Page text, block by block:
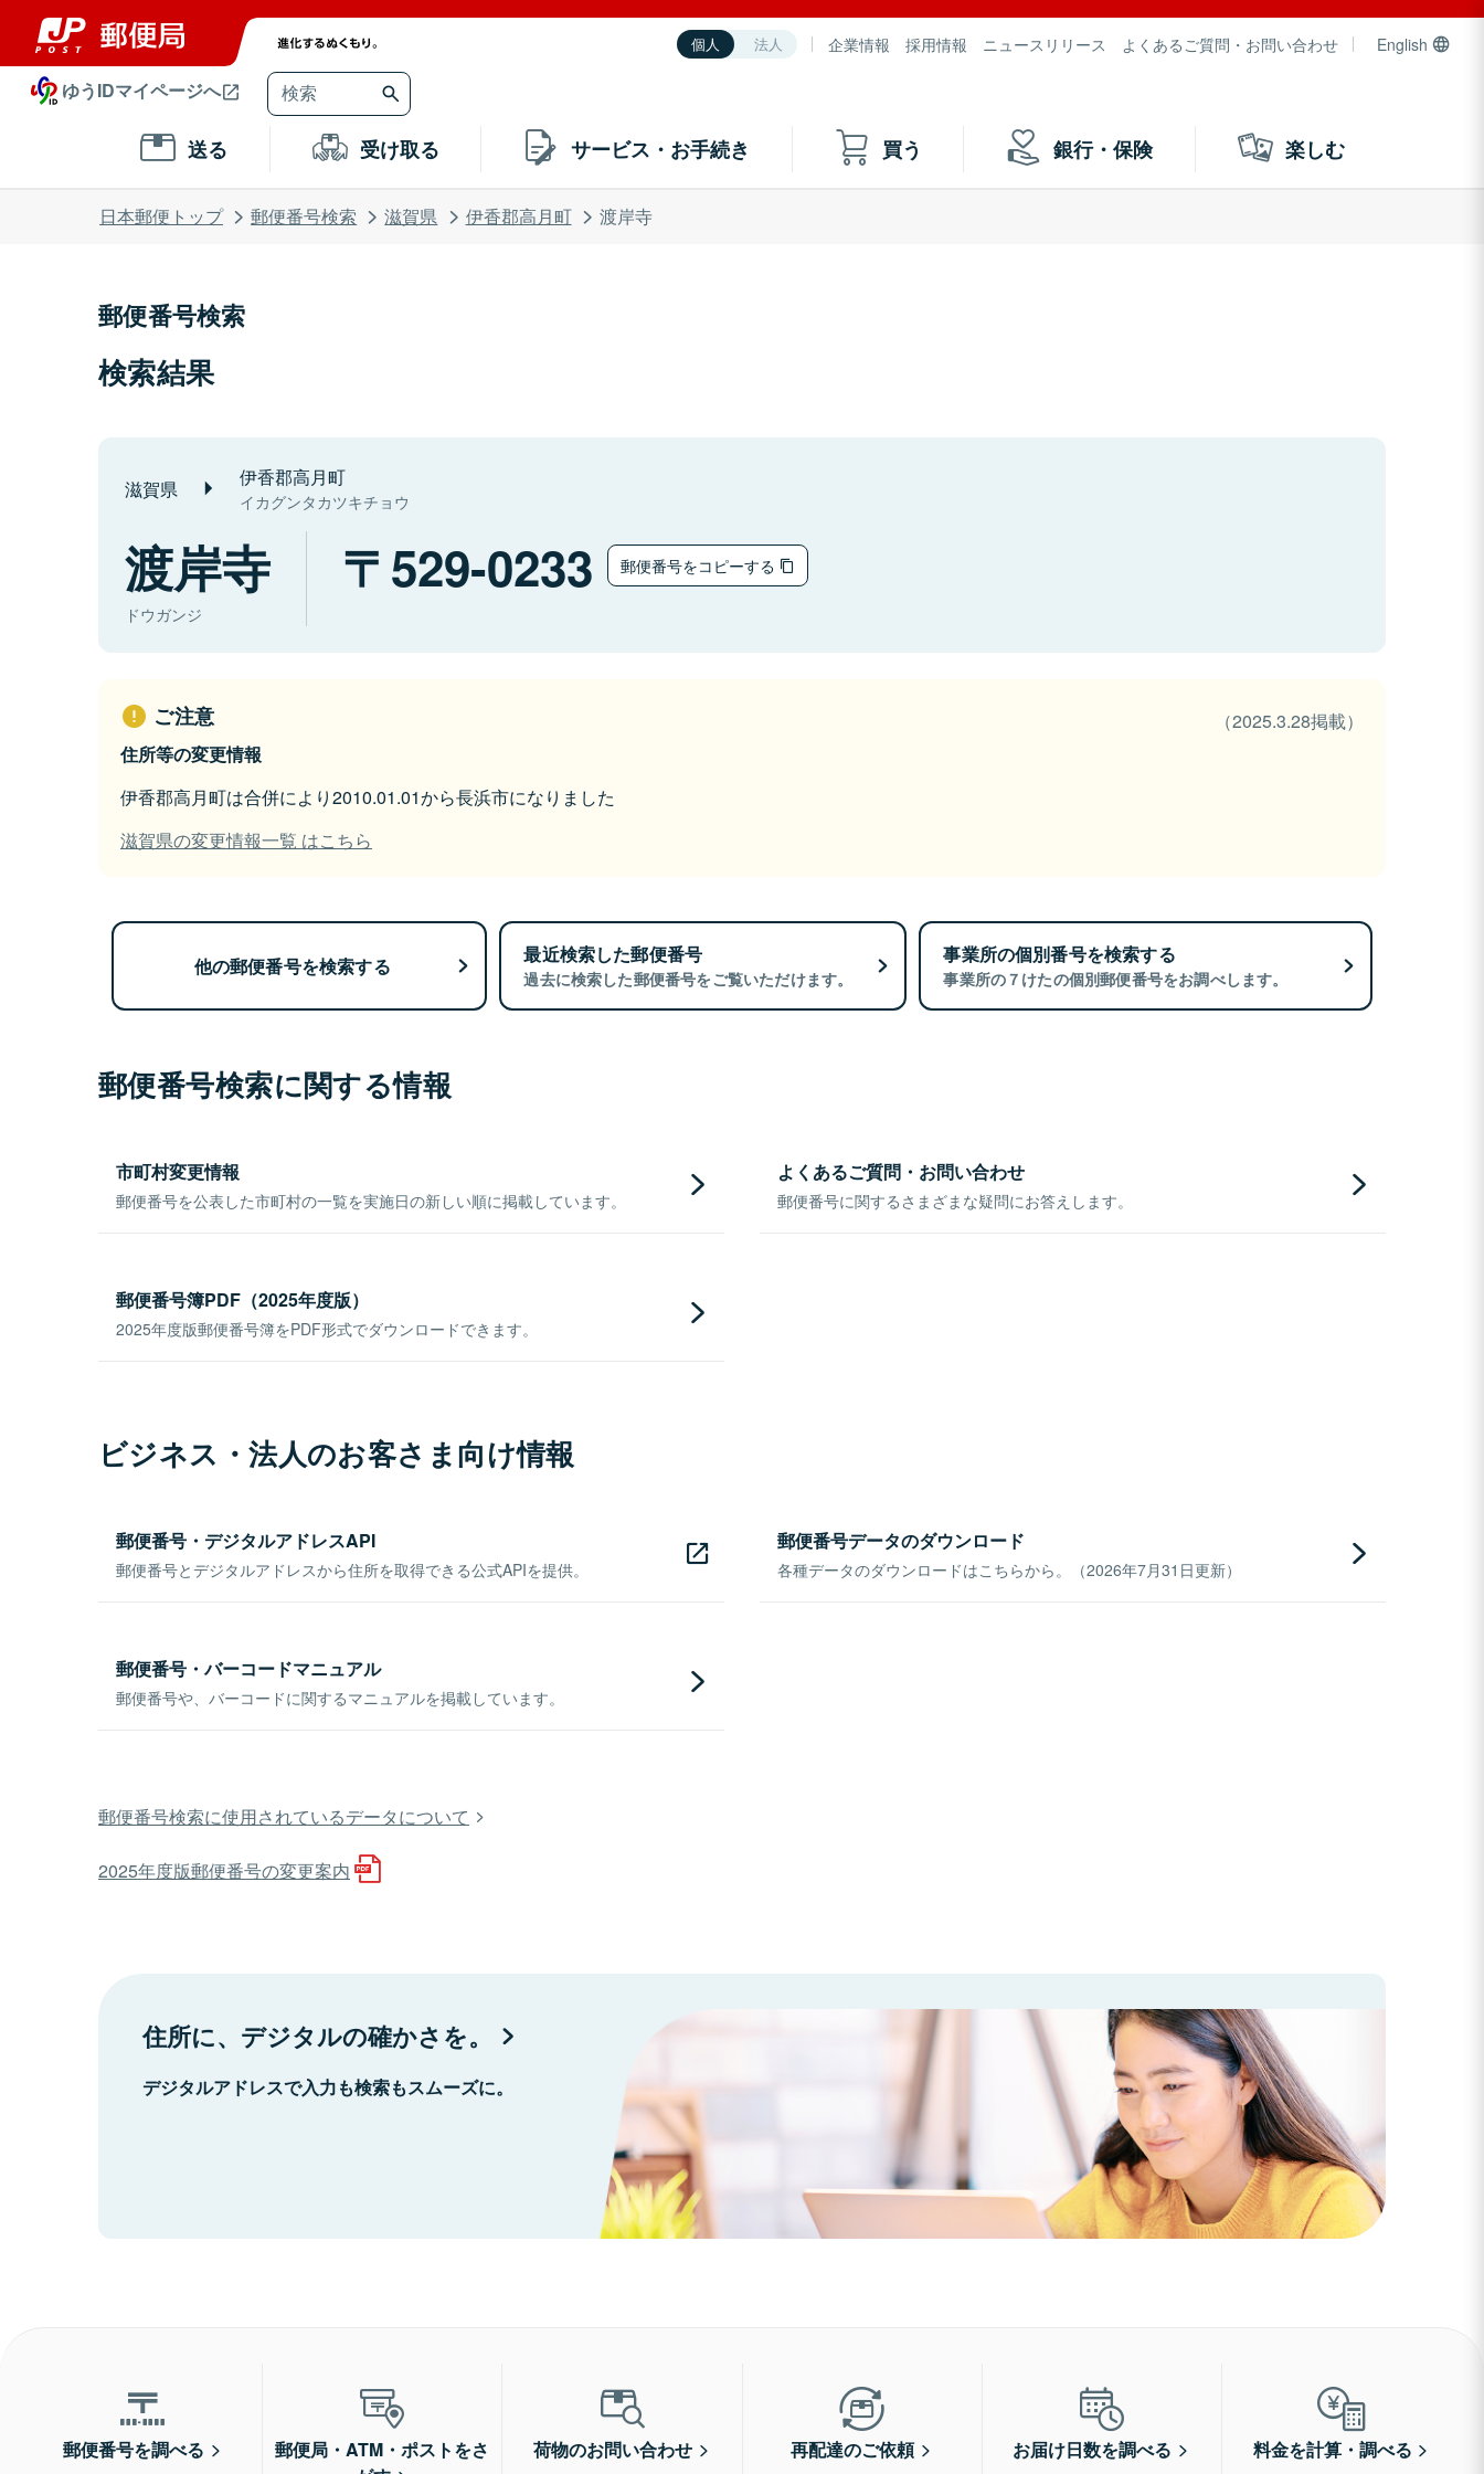
個人 法人 企業情報 採用情報 ニュースリリース よくあるご質問・お問い合わせ English
ゆうIDマイページへ
送る 受け取る サービス・お手続き 買う 銀行・保険 楽しむ
日本郵便トップ 郵便番号検索 滋賀県 伊香郡高月町 渡岸寺
郵便番号検索
検索結果
滋賀県 伊香郡高月町
イカグンタカツキチョウ
渡岸寺
ドウガンジ
529-0233 郵便番号をコピーする
ご注意
（2025.3.28掲載）
住所等の変更情報
伊香郡高月町は合併により2010.01.01から長浜市になりました
滋賀県の変更情報一覧 はこちら
他の郵便番号を検索する 最近検索した郵便番号
過去に検索した郵便番号をご覧いただけます。
事業所の個別番号を検索する
事業所の７けたの個別郵便番号をお調べします。
郵便番号検索に関する情報
市町村変更情報
郵便番号を公表した市町村の一覧を実施日の新しい順に掲載しています。
よくあるご質問・お問い合わせ
郵便番号に関するさまざまな疑問にお答えします。
郵便番号簿PDF（2025年度版）
2025年度版郵便番号簿をPDF形式でダウンロードできます。
ビジネス・法人のお客さま向け情報
郵便番号・デジタルアドレスAPI
郵便番号とデジタルアドレスから住所を取得できる公式APIを提供。
郵便番号データのダウンロード
各種データのダウンロードはこちらから。（2026年7月31日更新）
郵便番号・バーコードマニュアル
郵便番号や、バーコードに関するマニュアルを掲載しています。
郵便番号検索に使用されているデータについて
2025年度版郵便番号の変更案内
住所に、デジタルの確かさを。
デジタルアドレスで入力も検索もスムーズに。
郵便番号を調べる
郵便局・ATM・ポストをさ
荷物のお問い合わせ 再配達のご依頼 お届け日数を調べる 料金を計算・調べる